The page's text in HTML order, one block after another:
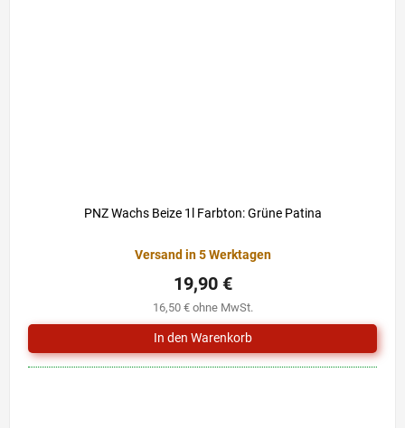
PNZ Wachs Beize 1l Farbton: Grüne Patina
Versand in 5 Werktagen
16,50 € ohne MwSt.
19,90 €